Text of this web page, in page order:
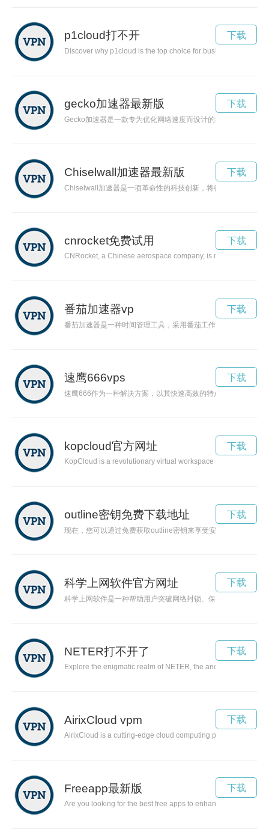
p1cloud打不开
Discover why p1cloud is the top choice for businesses
下载
gecko加速器最新版
Gecko加速器是一款专为优化网络速度而设计的科技产品，能
下载
Chiselwall加速器最新版
Chiselwall加速器是一项革命性的科技创新，将彻底改变计算机
下载
cnrocket免费试用
CNRocket, a Chinese aerospace company, is making waves
下载
番茄加速器vp
番茄加速器是一种时间管理工具，采用番茄工作法，通过设置
下载
速鹰666vps
速鹰666作为一种解决方案，以其快速高效的特点受到了人们
下载
kopcloud官方网址
KopCloud is a revolutionary virtual workspace that
下载
outline密钥免费下载地址
现在，您可以通过免费获取outline密钥来享受安全的网络世界
下载
科学上网软件官方网址
科学上网软件是一种帮助用户突破网络封锁、保护个人隐私的
下载
NETER打不开了
Explore the enigmatic realm of NETER, the ancient Egyptian
下载
AirixCloud vpm
AirixCloud is a cutting-edge cloud computing platform that is
下载
Freeapp最新版
Are you looking for the best free apps to enhance your
下载